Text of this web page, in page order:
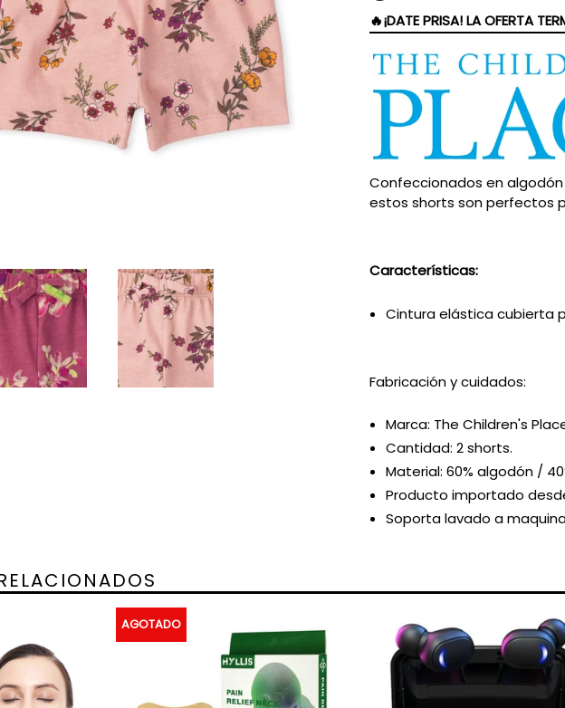
🔥¡DATE PRISA! LA OFERTA
Confeccionados en
estos shorts son perfectos
Características:
Cintura elástica cubierta
Fabricación y cuidados:
Marca: The Children's
Cantidad: 2 shorts.
Material: 60% algodón /
Producto importado desde
Soporta lavado a
AGOTADO